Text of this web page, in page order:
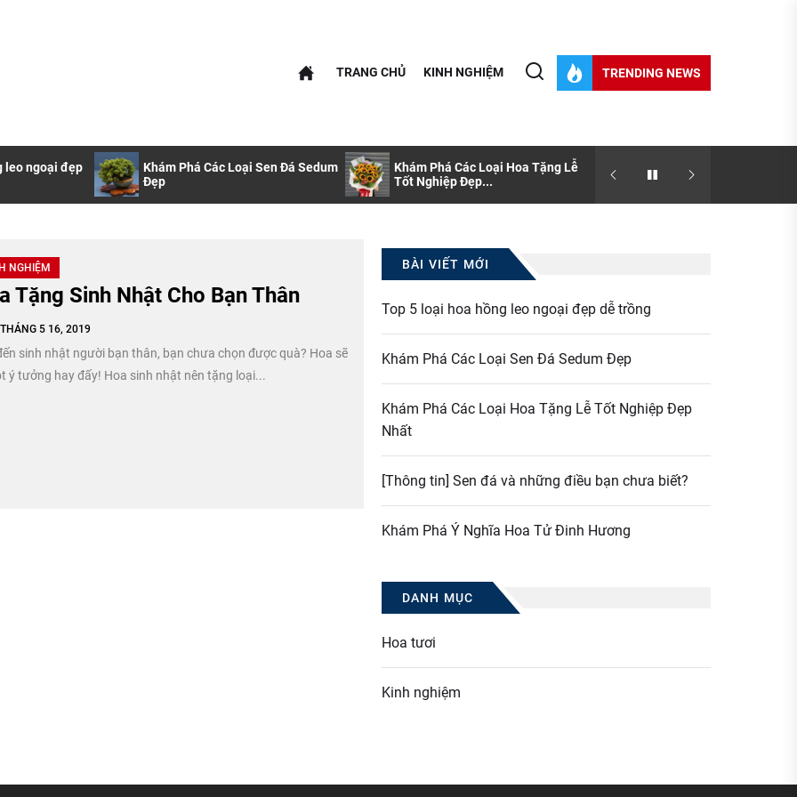
TRANG CHỦ KINH NGHIỆM TRENDING NEWS
leo ngoại đẹp
Khám Phá Các Loại Sen Đá Sedum
Đẹp
Khám Phá Các Loại Hoa Tặng Lễ
Tốt Nghiệp Đẹp...
[Thông tin] Sen đá và
bạn chưa biết?
NGHIỆM
Tặng Sinh Nhật Cho Bạn Thân
THÁNG 5 16, 2019
sinh nhật người bạn thân, bạn chưa chọn được quà? Hoa sẽ
ý tưởng hay đấy! Hoa sinh nhật nên tặng loại...
BÀI VIẾT MỚI
Top 5 loại hoa hồng leo ngoại đẹp dễ trồng
Khám Phá Các Loại Sen Đá Sedum Đẹp
Khám Phá Các Loại Hoa Tặng Lễ Tốt Nghiệp Đẹp
Nhất
[Thông tin] Sen đá và những điều bạn chưa biết?
Khám Phá Ý Nghĩa Hoa Tử Đinh Hương
DANH MỤC
Hoa tươi
Kinh nghiệm